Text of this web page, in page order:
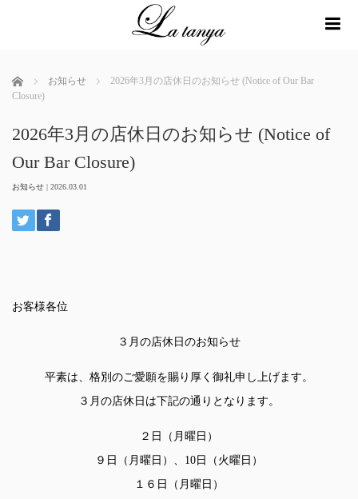
ホーム お知らせ
2026年3月の店休日のお知らせ (Notice of Our Bar
Closure)
2026年3月の店休日のお知らせ (Notice of
Our Bar Closure)
お知らせ | 2026.03.01
お客様各位
３月の店休日のお知らせ
平素は、格別のご愛願を賜り厚く御礼申し上げます。
３月の店休日は下記の通りとなります。
２日（月曜日）
９日（月曜日）、10日（火曜日）
１６日（月曜日）